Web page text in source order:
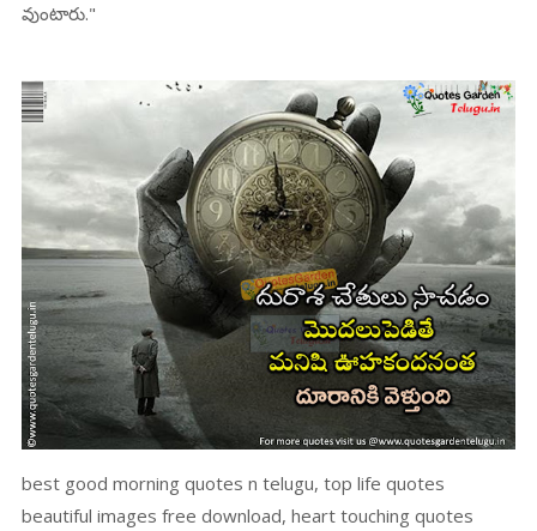
వుంటారు."
best good morning quotes n telugu, top life quotes
beautiful images free download, heart touching quotes